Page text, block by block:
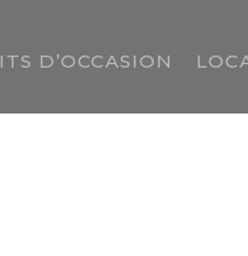
D’OCCASION